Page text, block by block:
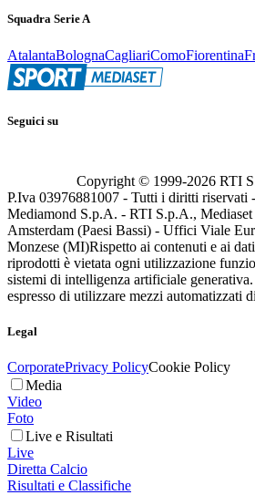
Squadra Serie A
AtalantaBolognaCagliariComoFiorentina
Seguici su
Copyright © 1999-2026 RTI
P.Iva 03976881007 - Tutti i diritti riservati
Mediamond S.p.A. - RTI S.p.A., Mediaset
Amsterdam (Paesi Bassi) - Uffici Viale
Monzese (MI)Rispetto ai contenuti e ai
riprodotti è vietata ogni utilizzazione
sistemi di intelligenza artificiale
espresso di utilizzare mezzi automatizzati
Legal
CorporatePrivacy PolicyCookie Policy
Media
Video
Foto
Live e Risultati
Live
Diretta Calcio
Risultati e Classifiche